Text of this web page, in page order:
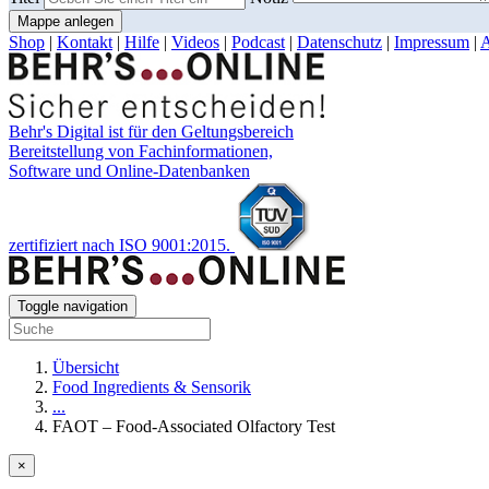
Mappe anlegen
Shop | Kontakt | Hilfe | Videos | Podcast | Datenschutz | Impressum |
Behr's Digital ist für den Geltungsbereich
Bereitstellung von Fachinformationen,
Software und Online-Datenbanken
zertifiziert nach ISO 9001:2015.
Toggle navigation
Übersicht
Food Ingredients & Sensorik
...
FAOT – Food-Associated Olfactory Test
×